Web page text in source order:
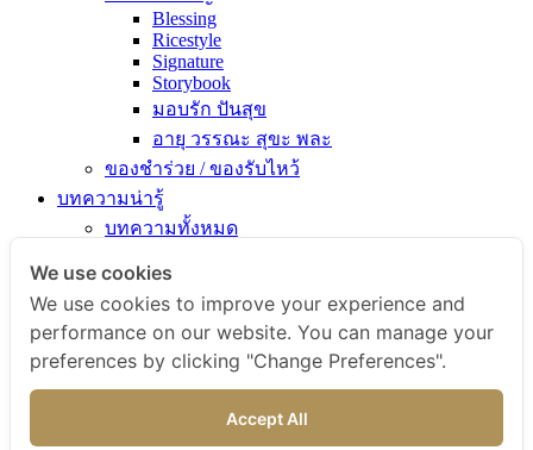
Blessing
Ricestyle
Signature
Storybook
มอบรัก ปันสุข
อายุ วรรณะ สุขะ พละ
ของชำร่วย / ของรับไหว้
บทความน่ารู้
บทความทั้งหมด
ไขข้อสงสัยเรื่องข้าว
คัมภีร์เข้าครัว
สารพัดเมนูอร่อย
สุขภาพดีกับข้าวธรรม
We use cookies
We use cookies to improve your experience and
performance on our website. You can manage your
preferences by clicking "Change Preferences".
Accept All